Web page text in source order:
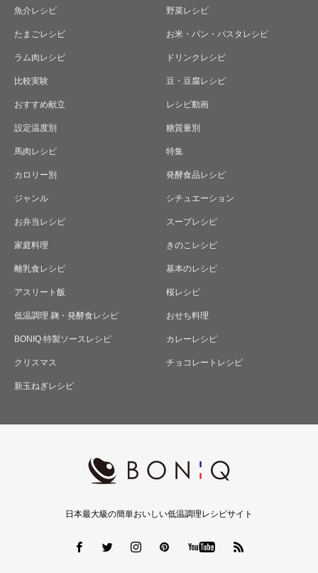
魚介レシピ 野菜レシピ
たまごレシピ お米・パン・パスタレシピ
ラム肉レシピ ドリンクレシピ
比較実験 豆・豆腐レシピ
おすすめ献立 レシピ動画
設定温度別 糖質量別
馬肉レシピ 特集
カロリー別 発酵食品レシピ
ジャンル シチュエーション
お弁当レシピ スープレシピ
家庭料理 きのこレシピ
離乳食レシピ 基本のレシピ
アスリート飯 桜レシピ
低温調理 麹・発酵食レシピ おせち料理
BONIQ 特製ソースレシピ カレーレシピ
クリスマス チョコレートレシピ
新玉ねぎレシピ
日本最大級の簡単おいしい低温調理レシピサイト